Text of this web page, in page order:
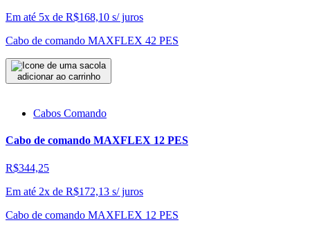
Em até 5x de R$168,10 s/ juros
Cabo de comando MAXFLEX 42 PES
adicionar ao carrinho
Cabos Comando
Cabo de comando MAXFLEX 12 PES
R$344,25
Em até 2x de R$172,13 s/ juros
Cabo de comando MAXFLEX 12 PES